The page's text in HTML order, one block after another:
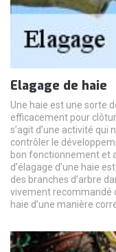
Elagage de haie
Une haie est une sorte
efficacement pour
s’agit d’une activité
contrôler le
bon fonctionnement et
d’élagage d’une haie
des branches d’arbre
vivement recommandé
haie d’une manière